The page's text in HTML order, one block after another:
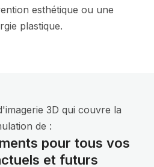
esthétique ou une
plastique.
3D qui couvre la
de :
pour tous vos
et futurs